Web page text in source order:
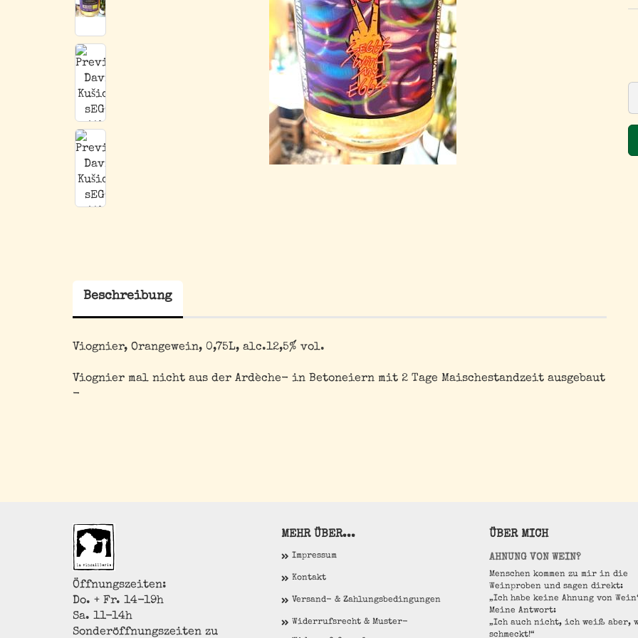
der Vincaillerie -
trotzdem gut!
Beschreibung
Viognier, Orangewein, 0,75L, alc.12,5% vol.
Viognier mal nicht aus der Ardèche- in Betoneiern mit 2 Tage Maischestandzeit ausgebaut
-
MEHR ÜBER...
Impressum
Kontakt
Versand- & Zahlungsbedingungen
Widerrufsrecht & Muster-
ÜBER MICH
AHNUNG VON WEIN?
Menschen kommen zu mir in die
Weinproben und sagen direkt:
„Ich habe keine Ahnung von
Meine Antwort:
„Ich auch nicht, ich weiß aber,
schmeckt!“
Öffnungszeiten:
Do. + Fr. 14-19h
Sa. 11-14h
Sonderöffnungszeiten zu